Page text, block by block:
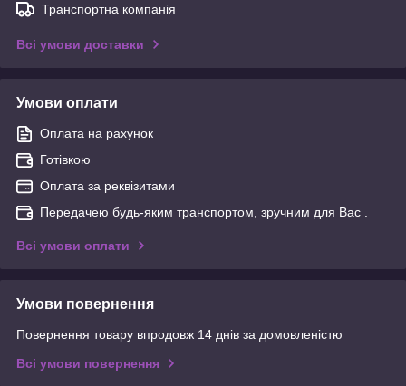
Транспортна компанія
Всі умови доставки
Умови оплати
Оплата на рахунок
Готівкою
Оплата за реквізитами
Передачею будь-яким транспортом, зручним для Вас .
Всі умови оплати
Умови повернення
Повернення товару впродовж 14 днів за домовленістю
Всі умови повернення